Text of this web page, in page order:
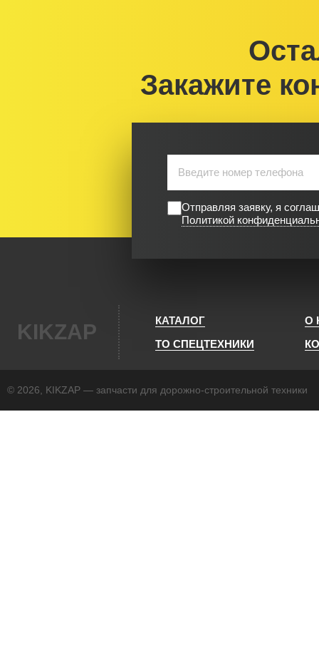
Закажите
Отправляя заявку, я
Политикой
KIKZAP КАТАЛОГ
О
ТО СПЕЦТЕХНИКИ
© 2026, KIKZAP — запчасти для дорожно-строительной техники